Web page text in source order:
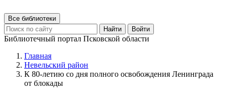
Все библиотеки
Найти
Войти
Библиотечный портал Псковской области
Главная
Невельский район
К 80-летию со дня полного освобождения Ленинграда
от блокады